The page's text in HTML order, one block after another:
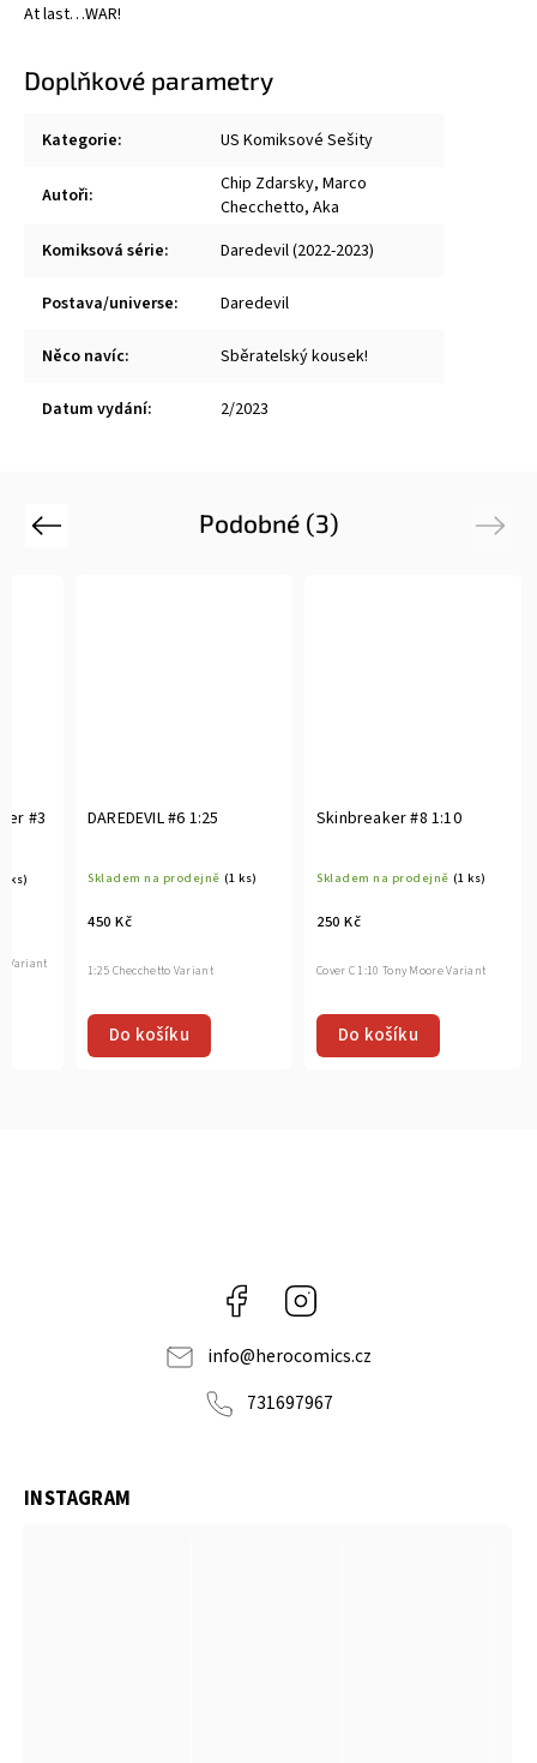
At last…WAR!
Doplňkové parametry
Kategorie: US Komiksové Sešity
Autoři: Chip Zdarsky, Marco
Checchetto, Aka
Komiksová série: Daredevil (2022-2023)
Postava/universe: Daredevil
Něco navíc: Sběratelský kousek!
Datum vydání: 2/2023
Podobné (3)
Previous
#3
ks)
Variant
DAREDEVIL #6 1:25
Skladem na prodejně (1 ks)
450 Kč
Do košíku
1:25 Checchetto Variant
Skinbreaker #8 1:10
Skladem na prodejně (1 ks)
250 Kč
Do košíku
Cover C 1:10 Tony Moore Variant
Next
Facebook
info@herocomics.cz
731697967
INSTAGRAM